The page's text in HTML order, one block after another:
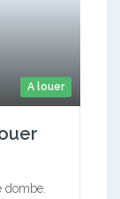
A louer
dombe.